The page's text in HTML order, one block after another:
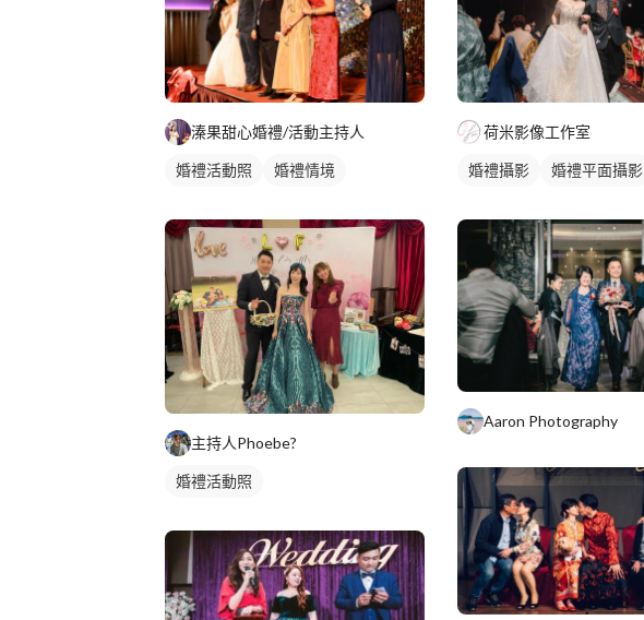
溱果甜心婚禮/活動主持人
婚禮活動照 婚禮情境
主持人Phoebe?
婚禮活動照
荷米影像工作室
婚禮攝影 婚禮平面攝影
Aaron Photography